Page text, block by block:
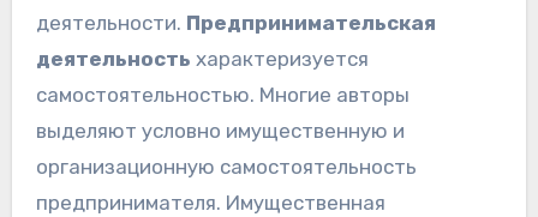
деятельности. Предпринимательская
деятельность характеризуется
самостоятельностью. Многие авторы
выделяют условно имущественную и
организационную самостоятельность
предпринимателя. Имущественная